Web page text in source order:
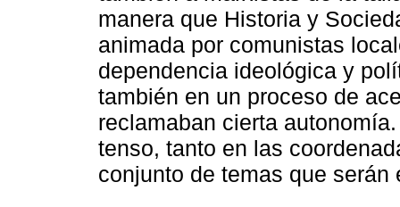
manera que Historia y
animada por comunistas
dependencia ideológica y
también en un proceso de
reclamaban cierta
tenso, tanto en las
conjunto de temas que serán